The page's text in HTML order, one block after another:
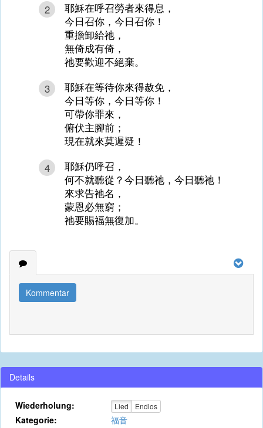
2
耶穌在呼召勞者來得息，
今日召你，今日召你！
重擔卸給祂，
無倚成有倚，
祂要歡迎不絕棄。
3
耶穌在等待你來得赦免，
今日等你，今日等你！
可帶你罪來，
俯伏主腳前；
現在就來莫遲疑！
4
耶穌仍呼召，
何不就聽從？今日聽祂，今日聽祂！
來求告祂名，
蒙恩必無窮；
祂要賜福無復加。
Kommentar
Details
Wiederholung: Lied Endlos
Kategorie:
福音